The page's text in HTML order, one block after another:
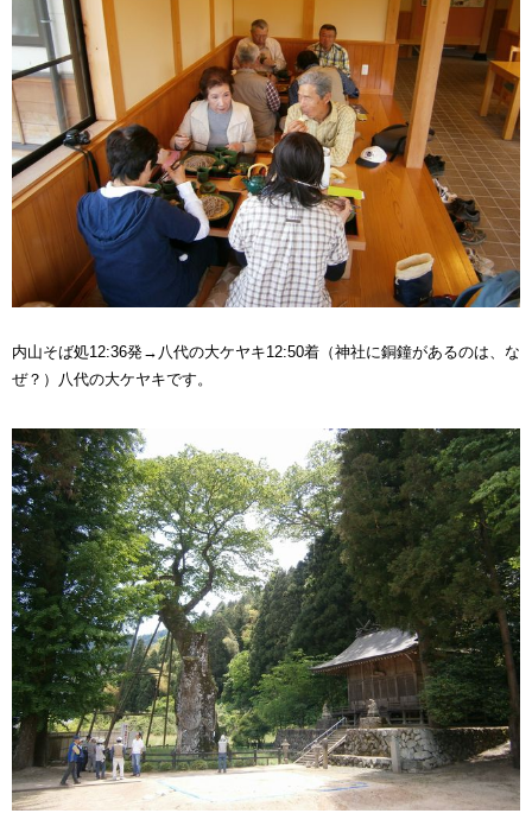
内山そば処12:36発→八代の大ケヤキ12:50着（神社に銅鐘があるのは、な
ぜ？）八代の大ケヤキです。